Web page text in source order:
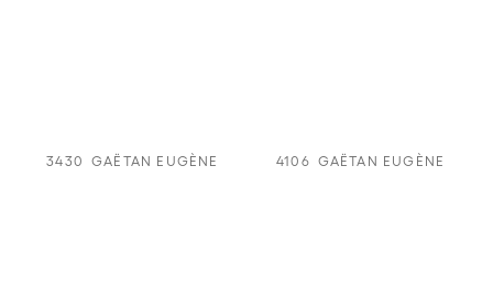
3430 GAËTAN EUGÈNE 4106 GAËTAN EUGÈNE